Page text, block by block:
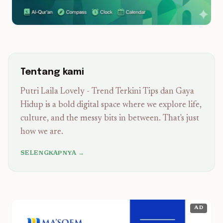
Tentang kami
Putri Laila Lovely - Trend Terkini Tips dan Gaya
Hidup is a bold digital space where we explore life,
culture, and the messy bits in between. That's just
how we are.
SELENGKAPNYA →
AD